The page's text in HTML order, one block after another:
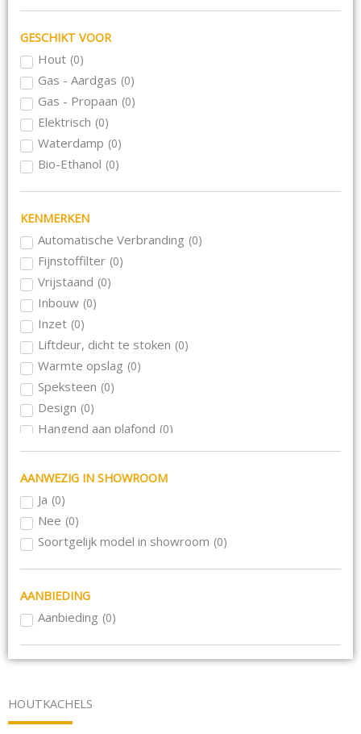
Hase (0)
Hwam ( 0)
Morso 0
Nordpeis
0
Wanders
Wiking (0)
Le Feu (0)
Blaze Harmony
GESCHIKT VOOR
Hout (0)
Gas - Aardgas (0)
Gas - Propaan (0)
Elektrisch (0)
Waterdamp (0)
Bio-Ethanol (0)
KENMERKEN
Automatische Verbranding (0)
Fijnstoffilter (0)
Vrijstaand (0)
Inbouw (0)
Inzet (0)
Liftdeur, dicht te stoken (0)
Warmte opslag (0)
Speksteen (0)
Design (0)
Hangend aan plafond (0)
Hangend aan muur (0)
Rond (0 )
)
Tunnel (doorkijk)
Horizontaal (0
Haardmeubels (0)
Plateaus (
Draaideur
AANWEZIG IN SHOWROOM
Ja (0)
Nee (0)
Soortgelijk model in showroom (0)
AANBIEDING
Aanbieding (0)
HOUTKACHELS